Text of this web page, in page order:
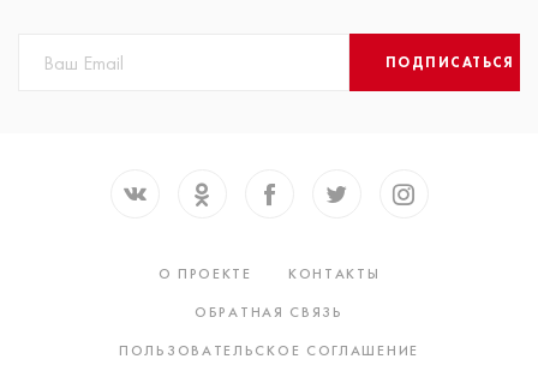
ПОДПИСАТЬСЯ
О ПРОЕКТЕ
КОНТАКТЫ
ОБРАТНАЯ СВЯЗЬ
ПОЛЬЗОВАТЕЛЬСКОЕ СОГЛАШЕНИЕ